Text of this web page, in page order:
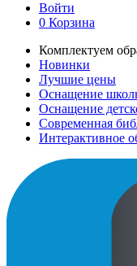
Войти
0 Корзина
Комплектуем
Новинки
Лучшие цены
Оснащение
Оснащение
Современная
Интерактивное